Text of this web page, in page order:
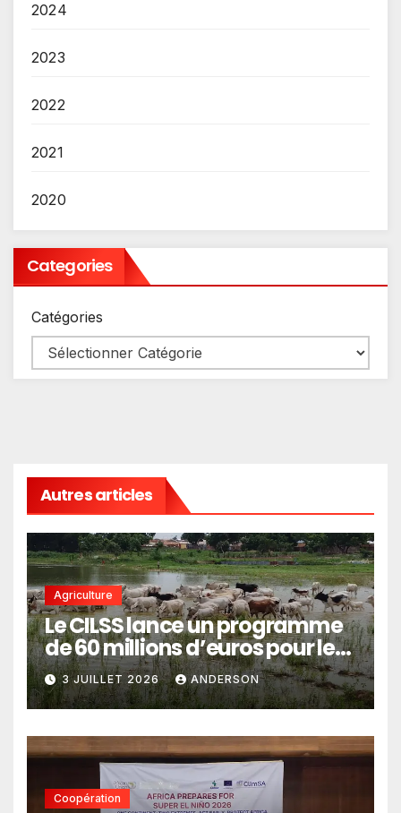
2024
2023
2022
2021
2020
Categories
Catégories
Autres articles
Agriculture
Le CILSS lance un programme
de 60 millions d’euros pour le
pastoralisme
3 JUILLET 2026 ANDERSON
Coopération